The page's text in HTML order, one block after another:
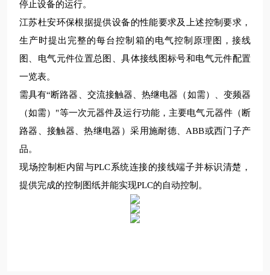
停止设备的运行。
江苏杜安环保根据提供设备的性能要求及上述控制要求，
生产时提出完整的每台控制箱的电气控制原理图，接线
图、电气元件位置总图、具体接线图标号和电气元件配置
一览表。
需具有“断路器、交流接触器、热继电器（如需）、变频器
（如需）"等一次元器件及运行功能，主要电气元器件（断
路器、接触器、热继电器）采用施耐德、 ABB或西门子产
品。
现场控制柜内留与PLC系统连接的接线端子并标识清楚，
提供完成的控制图纸并能实现PLC的自动控制。